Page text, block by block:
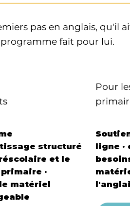
pas en anglais,
programme fait pour lui.
structuré
et le
·
matériel
Pour
ligne ·